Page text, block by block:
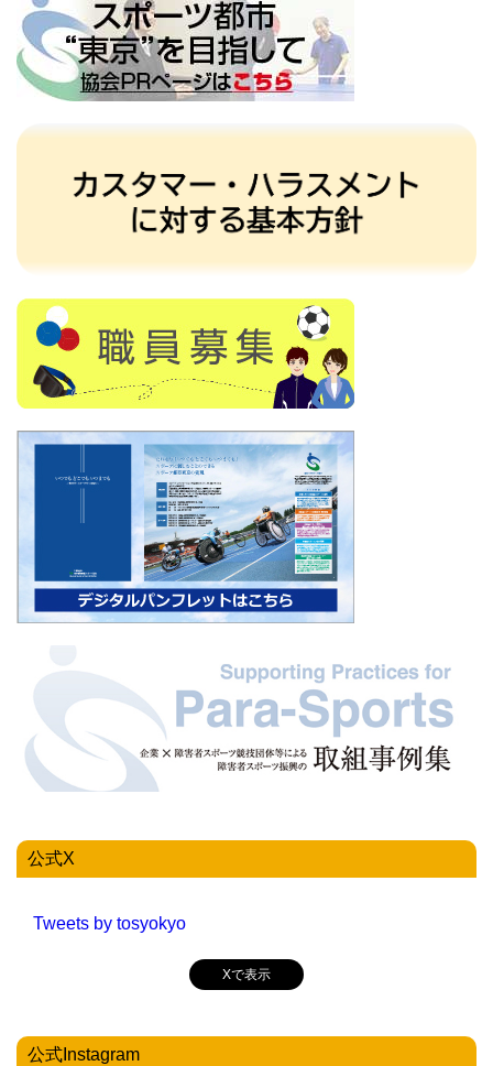
公式X
Tweets by tosyokyo
Xで表示
公式Instagram